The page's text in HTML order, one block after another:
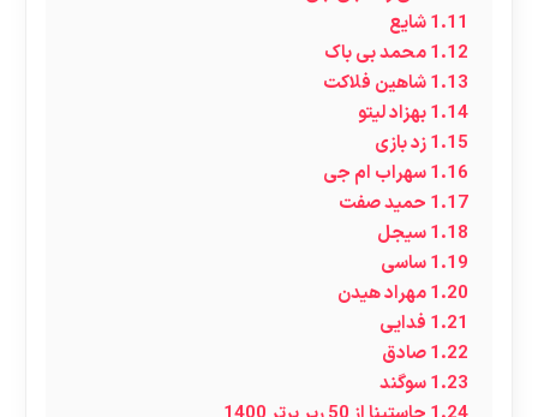
1.11شایع
1.12محمد بی باک
1.13شاهین فلاکت
1.14بهزاد لیتو
1.15زد بازی
1.16سهراب ام جی
1.17 حمید صفت
1.18سیجل
1.19ساسی
1.20مهراد هیدن
1.21 فدایی
1.22صادق
1.23سوگند